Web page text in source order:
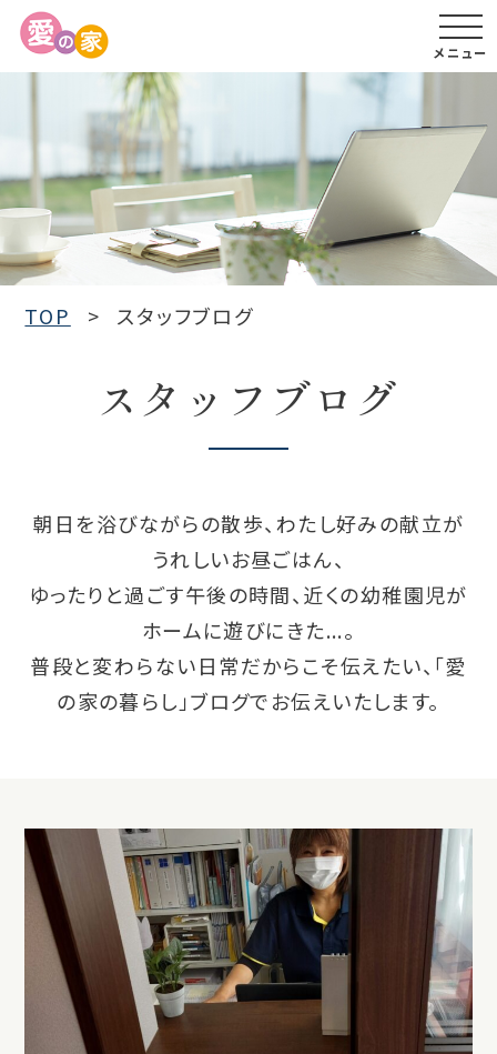
メニュー
TOP スタッフブログ
スタッフブログ
朝日を浴びながらの散歩、わたし好みの献立が
うれしいお昼ごはん、
ゆったりと過ごす午後の時間、近くの幼稚園児が
ホームに遊びにきた...。
普段と変わらない日常だからこそ伝えたい、「愛
の家の暮らし」ブログでお伝えいたします。